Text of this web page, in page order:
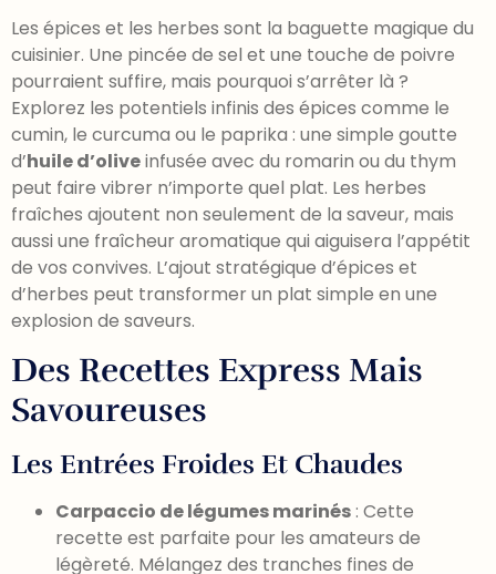
Les épices et les herbes sont la baguette magique du
cuisinier. Une pincée de sel et une touche de poivre
pourraient suffire, mais pourquoi s’arrêter là ?
Explorez les potentiels infinis des épices comme le
cumin, le curcuma ou le paprika : une simple goutte
d’huile d’oliveinfusée avec du romarin ou du thym
peut faire vibrer n’importe quel plat. Les herbes
fraîches ajoutent non seulement de la saveur, mais
aussi une fraîcheur aromatique qui aiguisera l’appétit
de vos convives. L’ajout stratégique d’épices et
d’herbes peut transformer un plat simple en une
explosion de saveurs.
Des Recettes Express Mais
Savoureuses
Les Entrées Froides Et Chaudes
Carpaccio de légumes marinés : Cette
recette est parfaite pour les amateurs de
légèreté. Mélangez des tranches fines de